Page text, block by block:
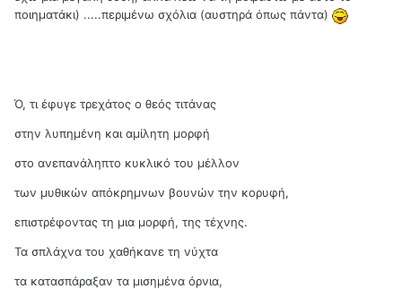
ποιηματάκι) .....περιμένω σχόλια (αυστηρά όπως πάντα)
Ό, τι έφυγε τρεχάτος ο θεός τιτάνας
στην λυπημένη και αμίλητη μορφή
στο ανεπανάληπτο κυκλικό του μέλλον
των μυθικών απόκρημνων βουνών την κορυφή,
επιστρέφοντας τη μια μορφή, της τέχνης.
Τα σπλάχνα του χαθήκανε τη νύχτα
τα κατασπάραξαν τα μισημένα όρνια,